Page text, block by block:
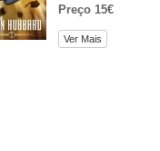
Preço 15€
Ver Mais